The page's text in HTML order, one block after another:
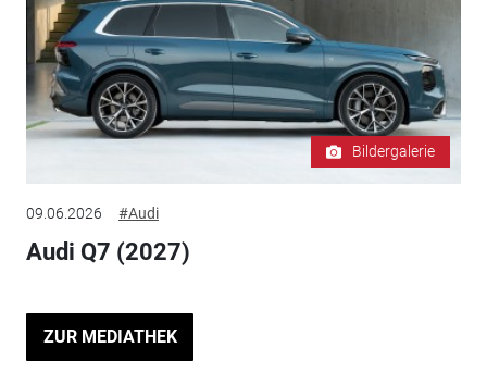
Bildergalerie
09.06.2026 #Audi
Audi Q7 (2027)
ZUR MEDIATHEK